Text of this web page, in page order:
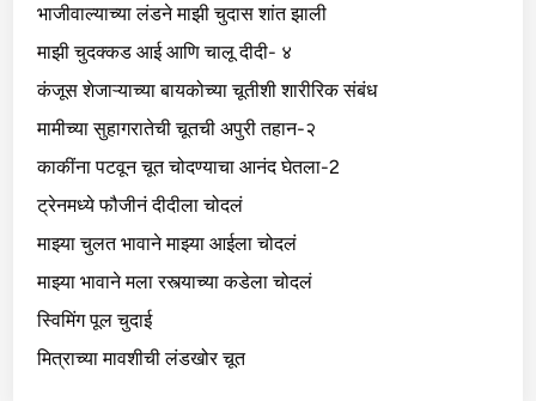
भाजीवाल्याच्या लंडने माझी चुदास शांत झाली
माझी चुदक्कड आई आणि चालू दीदी- ४
कंजूस शेजाऱ्याच्या बायकोच्या चूतीशी शारीरिक संबंध
मामीच्या सुहागरातेची चूतची अपुरी तहान-२
काकींना पटवून चूत चोदण्याचा आनंद घेतला-2
ट्रेनमध्ये फौजीनं दीदीला चोदलं
माझ्या चुलत भावाने माझ्या आईला चोदलं
माझ्या भावाने मला रस्त्याच्या कडेला चोदलं
स्विमिंग पूल चुदाई
मित्राच्या मावशीची लंडखोर चूत